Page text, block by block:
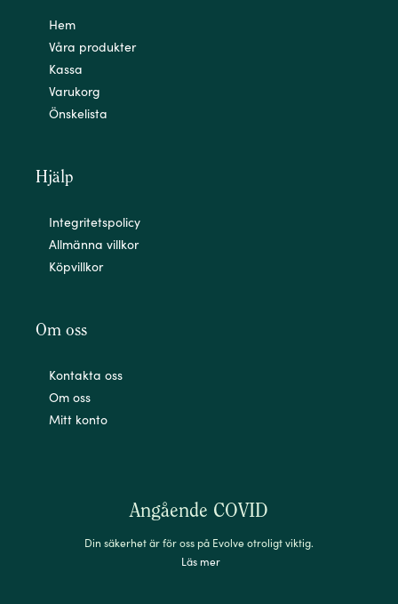
Hem
Våra produkter
Kassa
Varukorg
Önskelista
Hjälp
Integritetspolicy
Allmänna villkor
Köpvillkor
Om oss
Kontakta oss
Om oss
Mitt konto
Angående COVID
Din säkerhet är för oss på Evolve otroligt viktig.
Läs mer